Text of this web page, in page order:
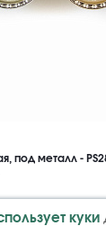
куки
под металл -